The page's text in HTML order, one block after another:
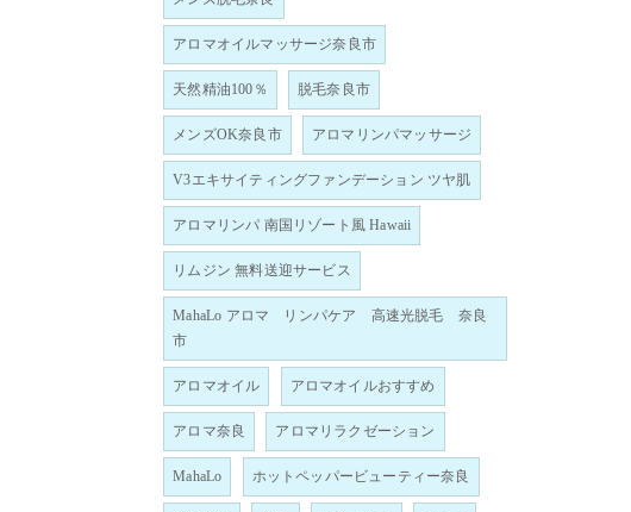
アロマオイルマッサージ奈良市
天然精油100％ 脱毛奈良市
メンズOK奈良市 アロマリンパマッサージ
V3エキサイティングファンデーション ツヤ肌
アロマリンパ 南国リゾート風 Hawaii
リムジン 無料送迎サービス
MahaLo アロマ リンパケア 高速光脱毛 奈良
市
アロマオイル アロマオイルおすすめ
アロマ奈良 アロマリラクゼーション
MahaLo ホットペッパービューティー奈良